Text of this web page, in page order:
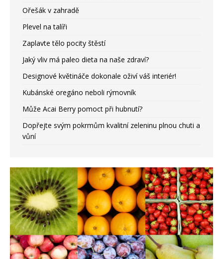
Ořešák v zahradě
Plevel na talíři
Zaplavte tělo pocity štěstí
Jaký vliv má paleo dieta na naše zdraví?
Designové květináče dokonale oživí váš interiér!
Kubánské oregáno neboli rýmovník
Může Acai Berry pomoct při hubnutí?
Dopřejte svým pokrmům kvalitní zeleninu plnou chuti a
vůní